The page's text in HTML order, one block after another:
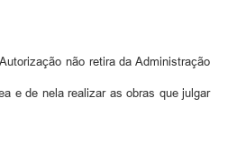
não retira da Administração
e de nela realizar as obras que julgar